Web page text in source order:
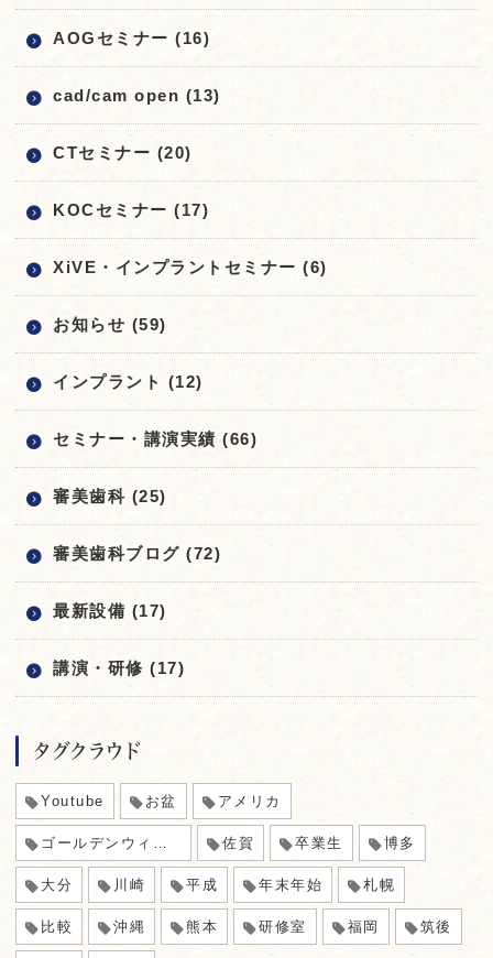
AOGセミナー (16)
cad/cam open (13)
CTセミナー (20)
KOCセミナー (17)
XiVE・インプラントセミナー (6)
お知らせ (59)
インプラント (12)
セミナー・講演実績 (66)
審美歯科 (25)
審美歯科ブログ (72)
最新設備 (17)
講演・研修 (17)
タグクラウド
Youtube お盆 アメリカ
ゴールデンウィーク 佐賀 卒業生 博多
大分 川崎 平成 年末年始 札幌
比較 沖縄 熊本 研修室 福岡 筑後